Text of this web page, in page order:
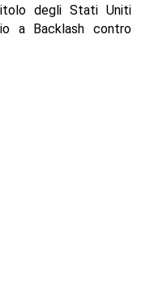
degli Stati Uniti
a Backlash contro